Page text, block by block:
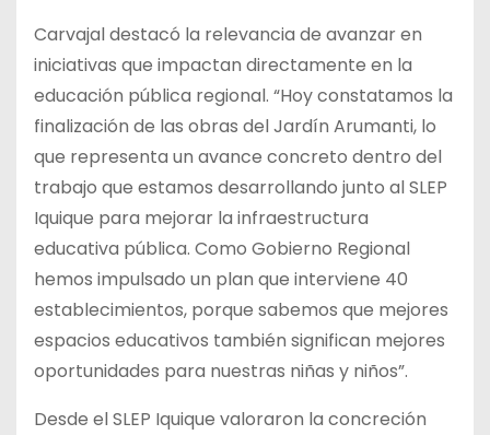
Carvajal destacó la relevancia de avanzar en
iniciativas que impactan directamente en la
educación pública regional. “Hoy constatamos la
finalización de las obras del Jardín Arumanti, lo
que representa un avance concreto dentro del
trabajo que estamos desarrollando junto al SLEP
Iquique para mejorar la infraestructura
educativa pública. Como Gobierno Regional
hemos impulsado un plan que interviene 40
establecimientos, porque sabemos que mejores
espacios educativos también significan mejores
oportunidades para nuestras niñas y niños”.
Desde el SLEP Iquique valoraron la concreción